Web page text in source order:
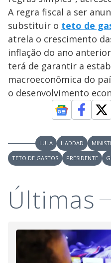
A regra fiscal a ser
substituir o teto de
atrela o crescimento
inflação do ano
terá de garantir a
macroeconômica do
o desenvolvimento
LULA HADDAD
TETO DE GASTOS
PRESIDENTE
Últimas